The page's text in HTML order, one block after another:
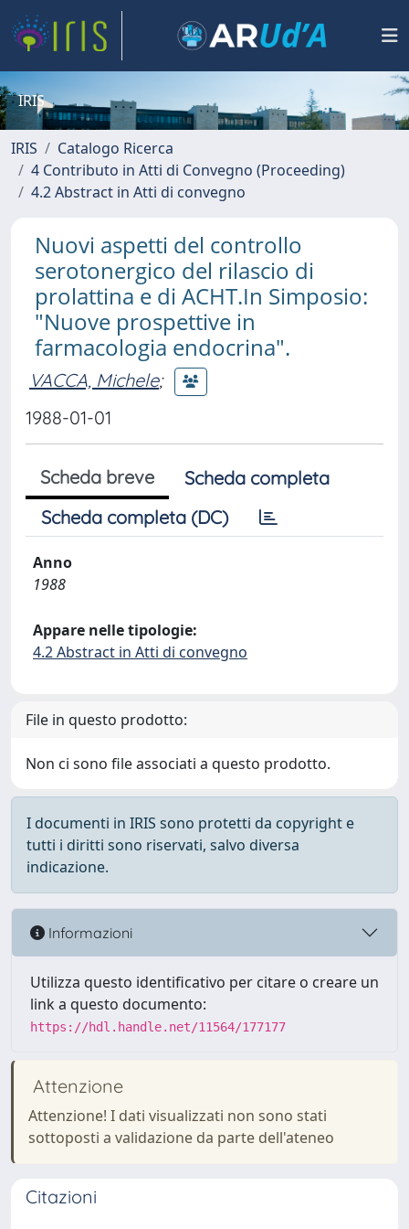
IRIS
IRIS
Catalogo Ricerca
4 Contributo in Atti di Convegno (Proceeding)
4.2 Abstract in Atti di convegno
Nuovi aspetti del controllo
serotonergico del rilascio di
prolattina e di ACHT.In Simposio:
"Nuove prospettive in
farmacologia endocrina".
VACCA, Michele;
1988-01-01
Scheda breve
Scheda completa
Scheda completa (DC)
Anno
1988
Appare nelle tipologie:
4.2 Abstract in Atti di convegno
File in questo prodotto:
Non ci sono file associati a questo prodotto.
I documenti in IRIS sono protetti da copyright e
tutti i diritti sono riservati, salvo diversa
indicazione.
Informazioni
Utilizza questo identificativo per citare o creare un
link a questo documento:
https://hdl.handle.net/11564/177177
Attenzione
Attenzione! I dati visualizzati non sono stati
sottoposti a validazione da parte dell'ateneo
Citazioni